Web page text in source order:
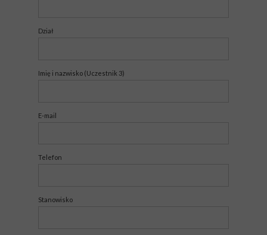
Dział
Imię i nazwisko (Uczestnik 3)
E-mail
Telefon
Stanowisko